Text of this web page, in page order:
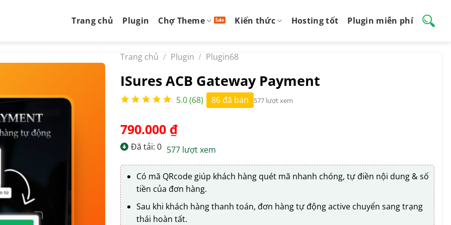
Trang chủ Plugin Chợ Theme Kiến thức Hosting tốt Plugin miễn phí
Trang chủ / Plugin / Plugin68
ISures ACB Gateway Payment
5.0 (68) 86 đã bán 577 lượt xem
790.000 ₫
Đã tải: 0 577 lượt xem
Có mã QRcode giúp khách hàng quét mã nhanh chóng, tự điền nội dung & số
tiền của đơn hàng.
Sau khi khách hàng thanh toán, đơn hàng tự động active chuyển sang trạng
thái hoàn tất.